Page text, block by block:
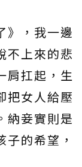
》，我一邊
不上來的悲
肩扛起，生
把女人給壓
納妾實則是
的希望，